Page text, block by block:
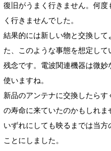
復旧がうまく行きません。何
く行きませんでした。
結果的には新しい物と交換し
た、このような事態を想定して
残念です。電波関連機器は微
使いますね。
新品のアンテナに交換したら
の寿命に来ていたのかもしれま
いずれにしても映るまでは当
ことにしました。